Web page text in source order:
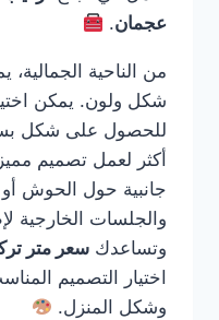
عجمان.
من الناحية
شكل ولون. يمكن
للحصول على شكل
أكثر لعمل تصميم
جانبية حول الحوش
والجلسات الخارجية
وتساعدك سعر متر
اختيار التصميم
وشكل المنزل.